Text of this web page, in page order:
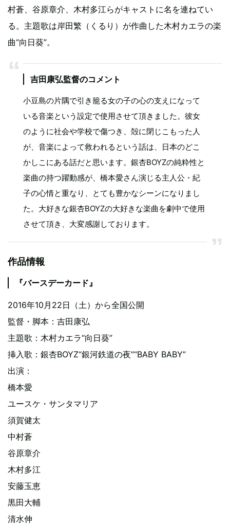
村蒼、谷原章介、木村多江らがキャストに名を連ねてい
る。主題歌は岸田繁（くるり）が作曲した木村カエラの楽
曲“向日葵”。
吉田康弘監督のコメント
小豆島の片隅で引き籠る女の子の心の支えになって
いる音楽という設定で使用させて頂きました。彼女
のように社会や学校で傷つき、殻に閉じこもった人
が、音楽によって救われるという話は、日本のどこ
かしこにある話だと思います。銀杏BOYZの純粋性と
楽曲の持つ躍動感が、橋本愛さん演じる主人公・紀
子の心情と重なり、とても豊かなシーンになりまし
た。大好きな銀杏BOYZの大好きな楽曲を劇中で使用
させて頂き、大変感謝しております。
作品情報
『バースデーカード』
2016年10月22日（土）から全国公開
監督・脚本：吉田康弘
主題歌：木村カエラ“向日葵”
挿入歌：銀杏BOYZ“銀河鉄道の夜”“BABY BABY”
出演：
橋本愛
ユースケ・サンタマリア
須賀健太
中村蒼
谷原章介
木村多江
安藤玉恵
黒田大輔
清水伸